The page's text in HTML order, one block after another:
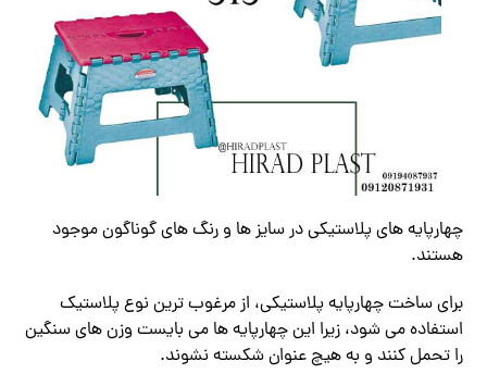
چهارپایه های پلاستیکی در سایز ها و رنگ‌ های گوناگون موجود
هستند.
برای ساخت چهارپایه پلاستیکی، از مرغوب ترین نوع پلاستیک
استفاده می شود، زیرا این چهارپایه ها می بایست وزن های سنگین
را تحمل کنند و به هیچ عنوان شکسته نشوند.